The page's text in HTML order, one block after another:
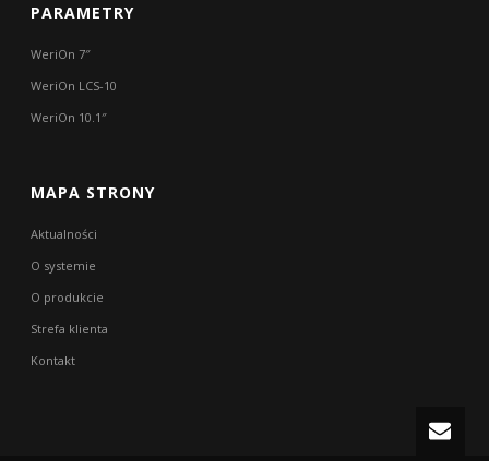
PARAMETRY
WeriOn 7″
WeriOn LCS-10
WeriOn 10.1″
MAPA STRONY
Aktualności
O systemie
O produkcie
Strefa klienta
Kontakt